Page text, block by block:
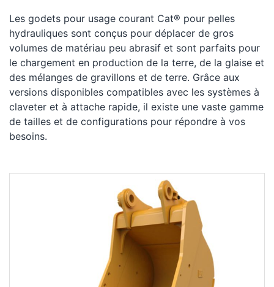
Les godets pour usage courant Cat® pour pelles
hydrauliques sont conçus pour déplacer de gros
volumes de matériau peu abrasif et sont parfaits pour
le chargement en production de la terre, de la glaise et
des mélanges de gravillons et de terre. Grâce aux
versions disponibles compatibles avec les systèmes à
claveter et à attache rapide, il existe une vaste gamme
de tailles et de configurations pour répondre à vos
besoins.